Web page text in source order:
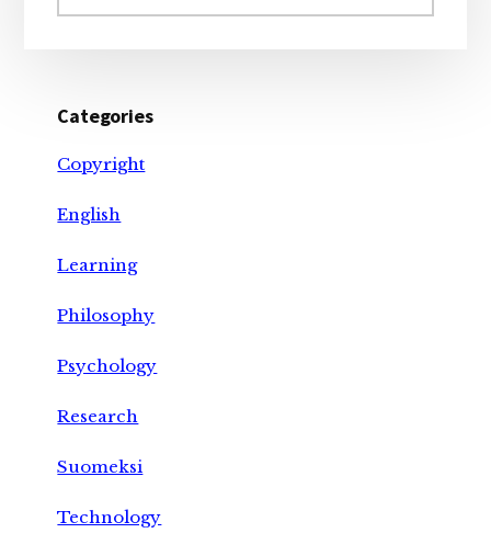
website
Categories
Copyright
English
Learning
Philosophy
Psychology
Research
Suomeksi
Technology